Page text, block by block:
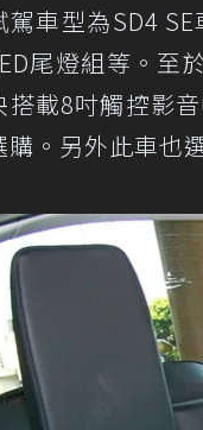
駕車型為SD4
尾燈組等。至
搭載8吋觸控影
購。另外此車也